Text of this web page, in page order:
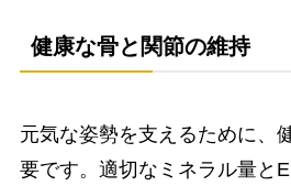
健康な骨と関節の維持
元気な姿勢を支えるために、
要です。適切なミネラル量と